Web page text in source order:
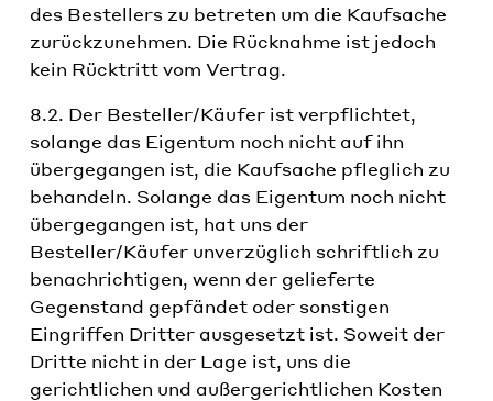
des Bestellers zu betreten um die Kaufsache
zurückzunehmen. Die Rücknahme ist jedoch
kein Rücktritt vom Vertrag.
8.2. Der Besteller/Käufer ist verpflichtet,
solange das Eigentum noch nicht auf ihn
übergegangen ist, die Kaufsache pfleglich zu
behandeln. Solange das Eigentum noch nicht
übergegangen ist, hat uns der
Besteller/Käufer unverzüglich schriftlich zu
benachrichtigen, wenn der gelieferte
Gegenstand gepfändet oder sonstigen
Eingriffen Dritter ausgesetzt ist. Soweit der
Dritte nicht in der Lage ist, uns die
gerichtlichen und außergerichtlichen Kosten